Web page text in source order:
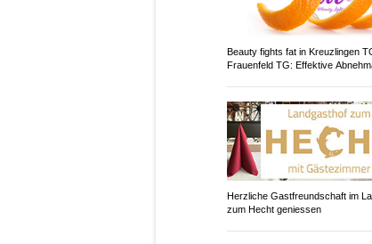
Beauty fights fat in Kreuzlingen
Frauenfeld TG: Effektive
Herzliche Gastfreundschaft im
zum Hecht geniessen